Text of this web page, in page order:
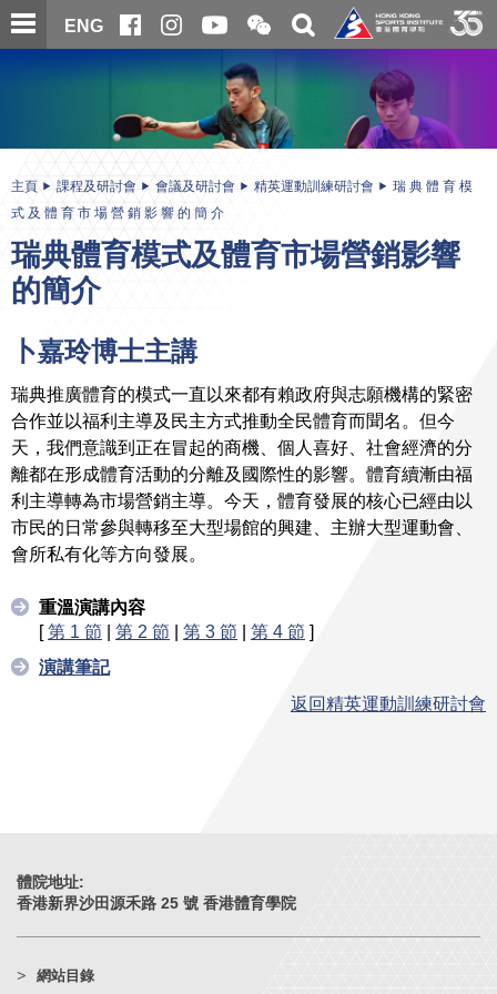
跳
至
ENG
開
合
信
二
維
碼
關
搜
主頁 課程及研討會 會議及研討會 精英運動訓練研討會
瑞 典 體 育 模
式 及 體 育 市 場 營 銷 影 響 的 簡 介
瑞典體育模式及體育市場營銷影響
的簡介
卜嘉玲博士主講
瑞典推廣體育的模式一直以來都有賴政府與志願機構的緊密
合作並以福利主導及民主方式推動全民體育而聞名。但今
天，我們意識到正在冒起的商機、個人喜好、社會經濟的分
離都在形成體育活動的分離及國際性的影響。體育續漸由福
利主導轉為市場營銷主導。今天，體育發展的核心已經由以
市民的日常參與轉移至大型場館的興建、主辦大型運動會、
會所私有化等方向發展。
重溫演講內容
[第 1 節 | 第 2 節 | 第 3 節 | 第 4 節 ]
演講筆記
返回精英運動訓練研討會
體院地址:
香港新界沙田源禾路 25 號 香港體育學院
網站目錄